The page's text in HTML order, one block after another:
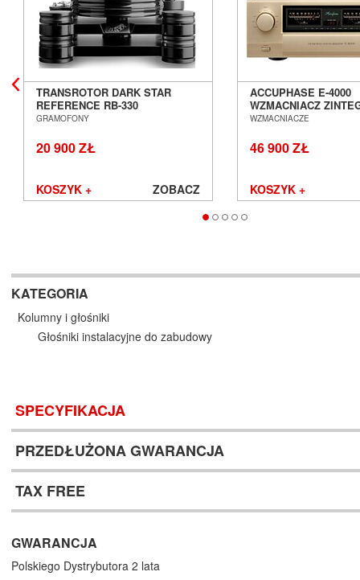
TRANSROTOR DARK STAR
REFERENCE RB-330
GRAMOFON ANALOGOWY
GRAMOFONY
20 900 ZŁ
KOSZYK + ZOBACZ
ACCUPHASE E-4000
WZMACNIACZ
SALON POZNAŃ
WZMACNIACZE
46 900 ZŁ
KOSZYK +
KATEGORIA
Kolumny i głośniki
Głośniki instalacyjne do zabudowy
SPECYFIKACJA
PRZEDŁUŻONA GWARANCJA
TAX FREE
GWARANCJA
Polskiego Dystrybutora 2 lata